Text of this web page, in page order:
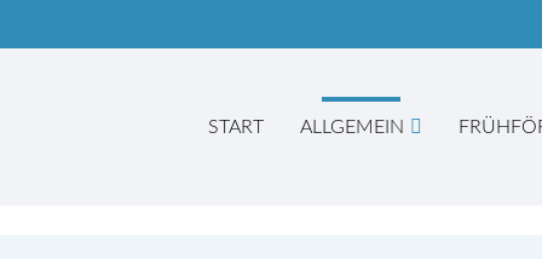
START ALLGEMEIN